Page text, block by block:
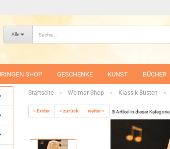
Alle
SHOP GESCHENKE KUNST BÜCHER
Startseite » Weimar-Shop » Klassik Büsten »
« Erster « zurück weiter » 5Artikel in dieser Kategorie